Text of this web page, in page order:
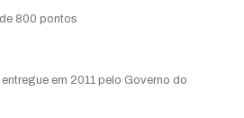
800 pontos
em 2011 pelo Governo do